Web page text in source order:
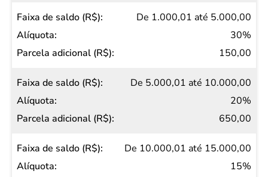
(R$)
De 1.000,01 até 5.000,00
30%
150,00
De 5.000,01 até 10.000,00
20%
650,00
De 10.000,01 até 15.000,00
15%